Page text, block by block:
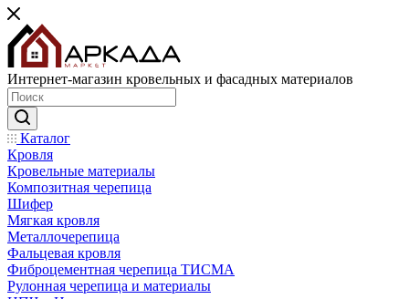
Интернет-магазин кровельных и фасадных материалов
Каталог
Кровля
Кровельные материалы
Композитная черепица
Шифер
Мягкая кровля
Металлочерепица
Фальцевая кровля
Фиброцементная черепица ТИСМА
Рулонная черепица и материалы